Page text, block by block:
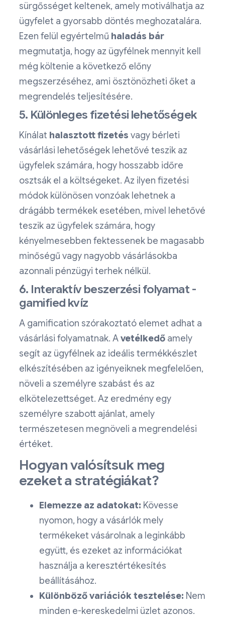
sürgősséget keltenek, amely motiválhatja az
ügyfelet a gyorsabb döntés meghozatalára.
Ezen felül egyértelmű haladás bár
megmutatja, hogy az ügyfélnek mennyit kell
még költenie a következő előny
megszerzéséhez, ami ösztönözheti őket a
megrendelés teljesítésére.
5. Különleges fizetési lehetőségek
Kínálat halasztottfizetés vagy bérleti
vásárlási lehetőségek lehetővé teszik az
ügyfelek számára, hogy hosszabb időre
osztsák el a költségeket. Az ilyen fizetési
módok különösen vonzóak lehetnek a
drágább termékek esetében, mivel lehetővé
teszik az ügyfelek számára, hogy
kényelmesebben fektessenek be magasabb
minőségű vagy nagyobb vásárlásokba
azonnali pénzügyi terhek nélkül.
6. Interaktív beszerzési folyamat -
gamified kvíz
A gamification szórakoztató elemet adhat a
vásárlási folyamatnak. Avetélkedő amely
segít az ügyfélnek az ideális termékkészlet
elkészítésében az igényeiknek megfelelően,
növeli a személyre szabást és az
elkötelezettséget. Az eredmény egy
személyre szabott ajánlat, amely
természetesen megnöveli a megrendelési
értéket.
Hogyan valósítsuk meg
ezeket a stratégiákat?
Elemezze az adatokat: Kövesse
nyomon, hogy a vásárlók mely
termékeket vásárolnak a leginkább
együtt, és ezeket az információkat
használja a keresztértékesítés
beállításához.
Különböző variációk tesztelése: Nem
minden e-kereskedelmi üzlet azonos.